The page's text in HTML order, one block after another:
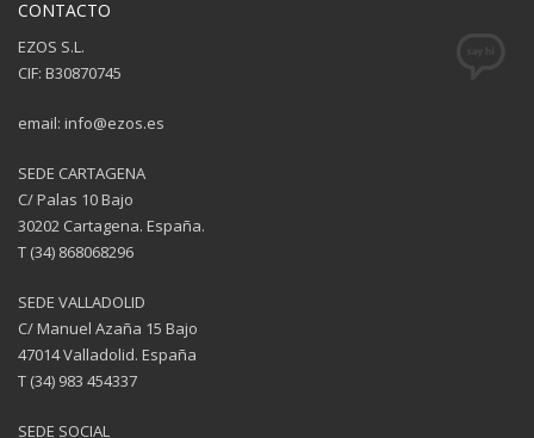
CONTACTO
EZOS S.L.
CIF: B30870745
email: info@ezos.es
SEDE CARTAGENA
C/ Palas 10 Bajo
30202 Cartagena. España.
T (34) 868068296
SEDE VALLADOLID
C/ Manuel Azaña 15 Bajo
47014 Valladolid. España
T (34) 983 454337
SEDE SOCIAL